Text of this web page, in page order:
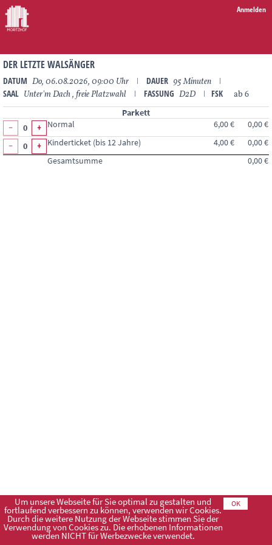
Anmelden
DER LETZTE WALSÄNGER
DATUM Do, 06.08.2026, 09:00 Uhr ǀ DAUER 95 Minuten
ǀ
SAAL Unter'm Dach , freie Platzwahl ǀ FASSUNG D2D ǀ FSK ab 6
Parkett
0
Normal 6,00 €
0,00 €
0
Kinderticket (bis 12 Jahre) 4,00 €
0,00 €
Gesamtsumme
0,00 €
Um unsere Webseite für Sie optimal zu gestalten und
fortlaufend verbessern zu können, verwenden wir Cookies.
Durch die weitere Nutzung der Webseite stimmen Sie der
Verwendung von Cookies zu. Die erhobenen Informationen
werden NICHT für Werbezwecke verwendet.
OK
Impressum AGB Datenschutzerklärung